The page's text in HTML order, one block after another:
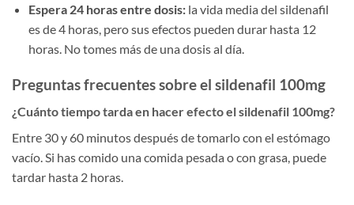
Espera 24 horas entre dosis:la vida media del sildenafil
es de 4 horas, pero sus efectos pueden durar hasta 12
horas. No tomes más de una dosis al día.
Preguntas frecuentes sobre el sildenafil 100mg
¿Cuánto tiempo tarda en hacer efecto el sildenafil 100mg?
Entre 30 y 60 minutos después de tomarlo con el estómago
vacío. Si has comido una comida pesada o con grasa, puede
tardar hasta 2 horas.